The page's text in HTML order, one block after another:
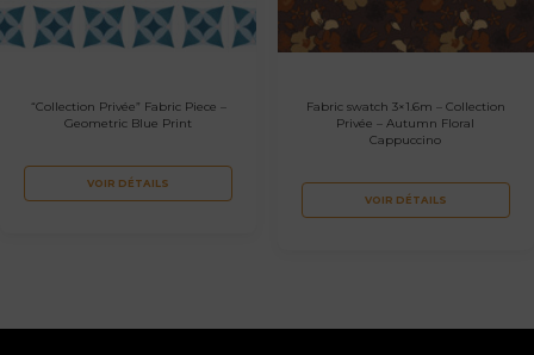
“Collection Privée” Fabric Piece –
Geometric Blue Print
VOIR DÉTAILS
Fabric swatch 3×1.6m – Collection
Privée – Autumn Floral
Cappuccino
VOIR DÉTAILS